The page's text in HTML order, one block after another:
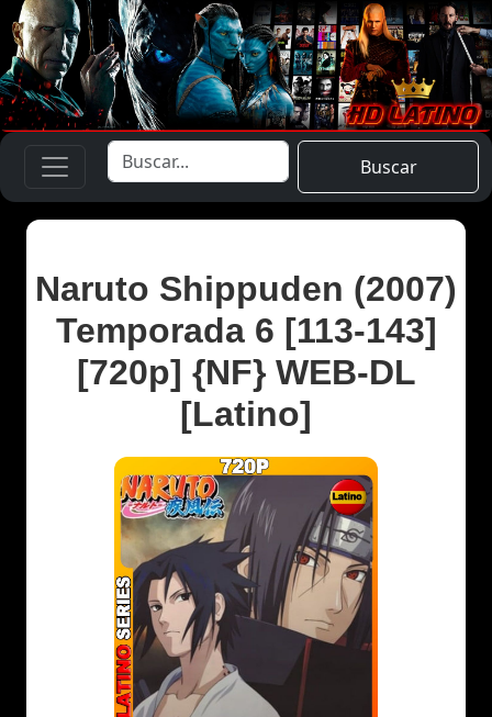
Buscar
Naruto Shippuden (2007)
Temporada 6 [113-143]
[720p] {NF} WEB-DL
[Latino]